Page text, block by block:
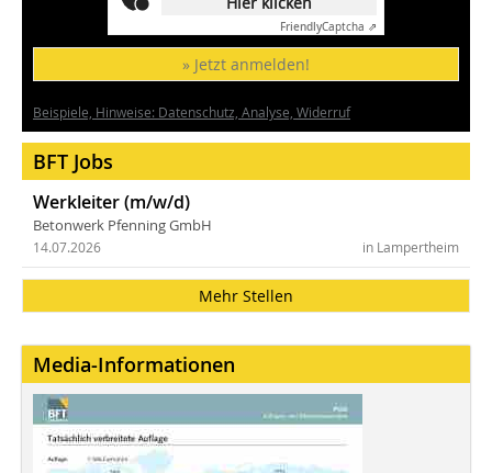
FriendlyCaptcha ⇗
» Jetzt anmelden!
Beispiele, Hinweise: Datenschutz, Analyse, Widerruf
BFT Jobs
Werkleiter (m/w/d)
Betonwerk Pfenning GmbH
in Lampertheim
14.07.2026
Mehr Stellen
Media-Informationen